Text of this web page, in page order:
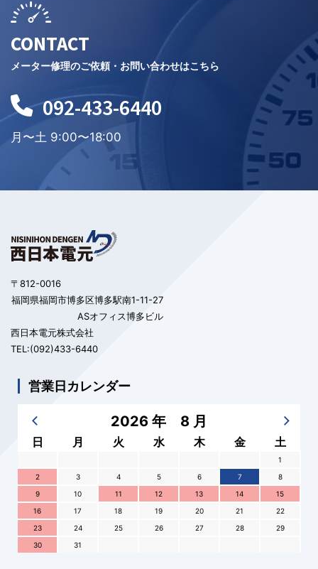
CONTACT
メーター修理のご依頼・お問い合わせはこちら
092-433-6440
月〜土 9:00〜18:00
〒812-0016
福岡県福岡市博多区博多駅南1-11-27
ASオフィス博多ビル
西日本電元株式会社
TEL:(092)433-6440
営業日カレンダー
2026 年 8 月
日 月 火 水 木 金 土
1
2
3 4 5 6 7
8
9
10 11 12 13 14
15
16
17 18 19 20 21
22
23
24 25 26 27 28
29
30
31